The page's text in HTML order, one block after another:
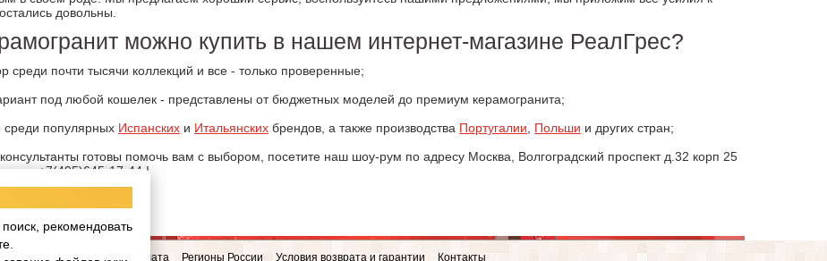
довольны.
можно купить в нашем интернет-магазине РеалГрес?
среди почти тысячи коллекций и все - только проверенные;
под любой кошелек - представлены от бюджетных моделей до премиум керамогранита;
популярных Испанских и Итальянских брендов, а также производства Португалии Польши и других стран;
готовы помочь вам с выбором, посетите наш шоу-рум по адресу Москва, Волгоградский проспект д.32 корп 25
+7(495)645-17-44 !
Новинки Доставка и Оплата Регионы России Условия возврата и гарантии Контакты
рекомендовать